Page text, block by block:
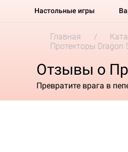
Настольные игры
Главная
Протекторы
Отзывы о
Превратите врага в